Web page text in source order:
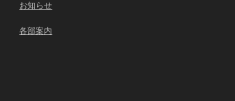
お知らせ
各部案内